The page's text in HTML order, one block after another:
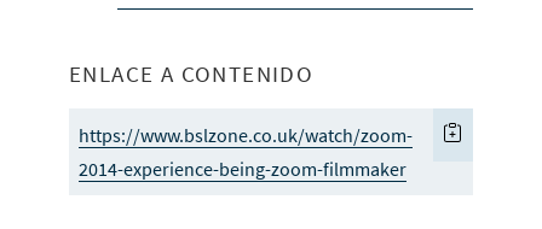
ENLACE A CONTENIDO
https://www.bslzone.co.uk/watch/zoom-
2014-experience-being-zoom-filmmaker